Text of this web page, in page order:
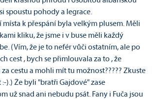
spoustu pohody a legrace.
k přespání byla velkým plusem. Měli
kliku, že jsme i v buse měli každý
(Vím, že je to nefér vůči ostatním, ale po
cest , bych se přimlouvala za to , že
cestu a mohli mít tu možnost????? Zkuste
).) Že byli "bratři Gajdové" zase
už snad ani nebudu psát. Fany i Fuča jsou